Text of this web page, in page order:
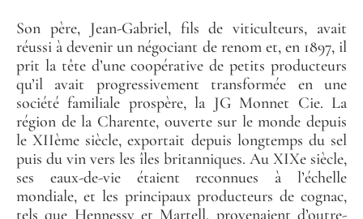
Son père, Jean-Gabriel, fils de viticulteurs, avait
réussi à devenir un négociant de renom et, en 1897, il
prit la tête d’une coopérative de petits producteurs
qu’il avait progressivement transformée en une
société familiale prospère, la JG Monnet Cie. La
région de la Charente, ouverte sur le monde depuis
le XIIème siècle, exportait depuis longtemps du sel
puis du vin vers les îles britanniques. Au XIXe siècle,
ses eaux-de-vie étaient reconnues à l’échelle
mondiale, et les principaux producteurs de cognac,
tels que Hennessy et Martell, provenaient d’outre-